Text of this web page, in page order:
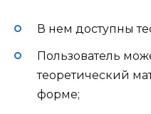
В нем доступны
Пользователь
теоретический
форме;